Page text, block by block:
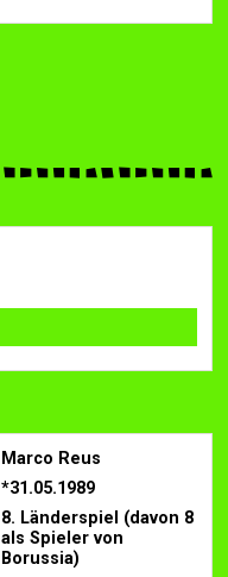
Marco Reus
*31.05.1989
8. Länderspiel (davon 8
als Spieler von
Borussia)